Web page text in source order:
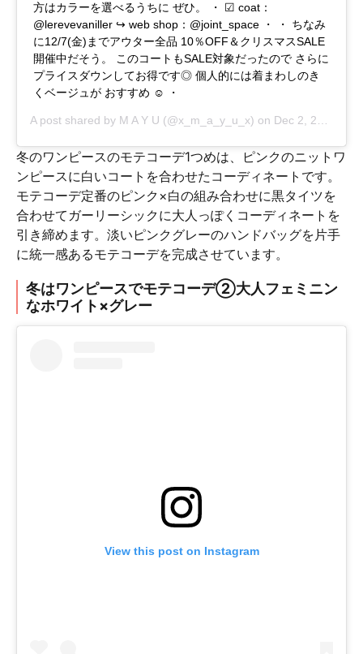
方はカラーを選べるうちに ぜひ。 ・ ☑︎ coat：
@lerevevaniller ↪︎ web shop：@joint_space ・ ・ ちなみ
に12/7(金)までアウター全品 10％OFF＆クリスマスSALE
開催中だそう。 このコートもSALE対象だったので さらに
プライスダウンしてお得です◎ 個人的には着まわしのき
くベージュが おすすめ ☺︎ ・
A post shared by M A Y U (@x_m_a_y_u_x) on Dec 2, 2018 at 4:03am PST
冬のワンピースのモテコーデ1つめは、ピンクのニットワ
ンピースに白いコートを合わせたコーディネートです。
モテコーデ定番のピンク×白の組み合わせに黒タイツを
合わせてガーリーシックに大人っぽくコーディネートを
引き締めます。淡いピンクグレーのハンドバッグを片手
に統一感あるモテコーデを完成させています。
冬はワンピースでモテコーデ②大人フェミニン
なホワイト×グレー
View this post on Instagram